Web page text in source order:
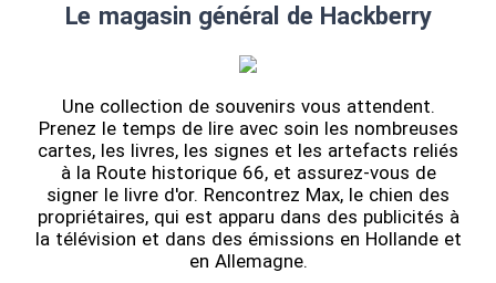
Le magasin général de Hackberry
Une collection de souvenirs vous attendent.
Prenez le temps de lire avec soin les nombreuses
cartes, les livres, les signes et les artefacts reliés
à la Route historique 66, et assurez-vous de
signer le livre d'or. Rencontrez Max, le chien des
propriétaires, qui est apparu dans des publicités à
la télévision et dans des émissions en Hollande et
en Allemagne.